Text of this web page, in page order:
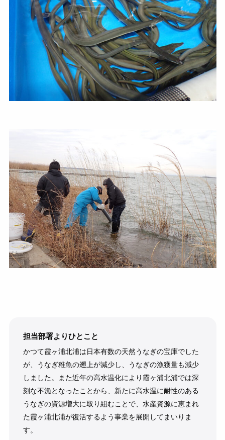
担当部署よりひとこと
かつて霞ヶ浦北浦は日本有数の天然うなぎの宝庫でした
が、うなぎ稚魚の遡上が減少し、うなぎの漁獲量も減少
しました。また近年の高水温化により霞ヶ浦北浦では深
刻な不漁となったことから、新たに高水温に耐性のある
うなぎの資源増大に取り組むことで、水産資源に恵まれ
た霞ヶ浦北浦が復活するよう事業を展開してまいりま
す。